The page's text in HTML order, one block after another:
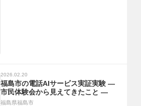
2026.02.20
福島市の電話AIサービス実証実験 ―
市民体験会から見えてきたこと ―
福島県福島市